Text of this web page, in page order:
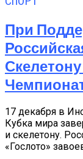
При
17 декабря в
Кубка мира
и скелетону.
«Гослото»